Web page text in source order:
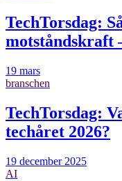
TechTorsdag:
motståndskraft
19 mars
branschen
TechTorsdag:
techåret 2026?
19 december 2025
AI